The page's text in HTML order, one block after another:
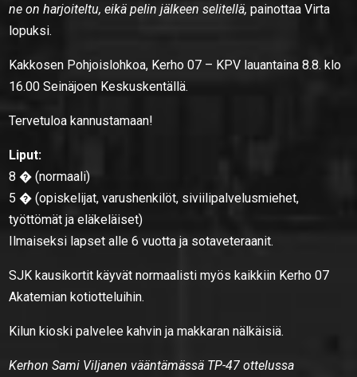
ne on harjoiteltu, eikä pelin jälkeen selitellä, painottaa Virta
lopuksi.
Kakkosen Pohjoislohkoa, Kerho 07 – KPV lauantaina 8.8. klo
16.00 Seinäjoen Keskuskentällä.
Tervetuloa kannustamaan!
Liput:
8 � (normaali)
5 � (opiskelijat, varushenkilöt, siviilipalvelusmiehet,
työttömät ja eläkeläiset)
Ilmaiseksi lapset alle 6 vuotta ja sotaveteraanit.
SJK kausikortit käyvät normaalisti myös kaikkiin Kerho 07
Akatemian kotiotteluihin.
Kilun kioski palvelee kahvin ja makkaran nälkäisiä.
Kerhon Sami Viljanen vääntämässä TP-47 ottelussa